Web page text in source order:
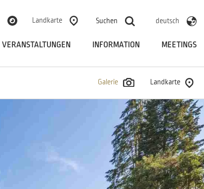
Landkarte Suchen deutsch
VERANSTALTUNGEN INFORMATION MEETINGS
Galerie Landkarte